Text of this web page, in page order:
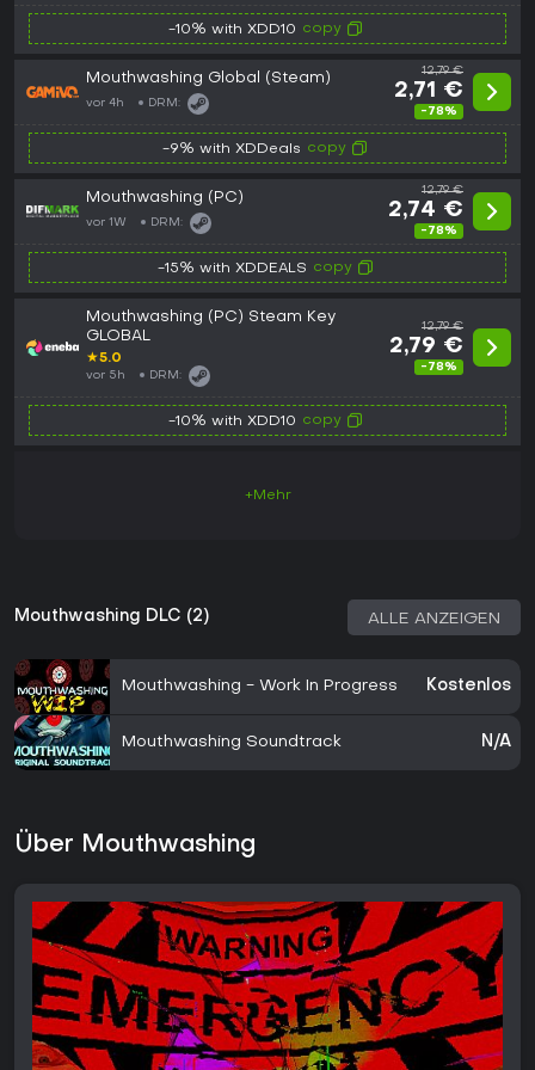
-10% with XDD10 copy
Mouthwashing Global (Steam)
vor 4h DRM:
12,79 €
2,71 €
-78%
-9% with XDDeals copy
Mouthwashing (PC)
vor 1W DRM:
12,79 €
2,74 €
-78%
-15% with XDDEALS copy
Mouthwashing (PC) Steam Key
GLOBAL
★5.0
vor 5h DRM:
12,79 €
2,79 €
-78%
-10% with XDD10 copy
+Mehr
Mouthwashing DLC (2) ALLE ANZEIGEN
Mouthwashing - Work In Progress Kostenlos
Mouthwashing Soundtrack N/A
Über Mouthwashing